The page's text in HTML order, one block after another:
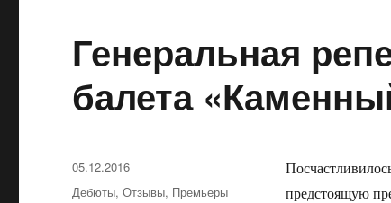
Генеральная
балета
предстоящую
Опубликовано
05.12.2016
Рубрики
Дебюты,Отзывы, Премьеры